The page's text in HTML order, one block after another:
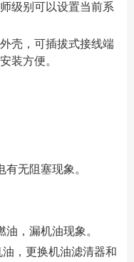
级别可以设置当前系
壳，可插拔式接线端
装方便。
无阻塞现象。
，漏机油现象。
，更换机油滤清器和